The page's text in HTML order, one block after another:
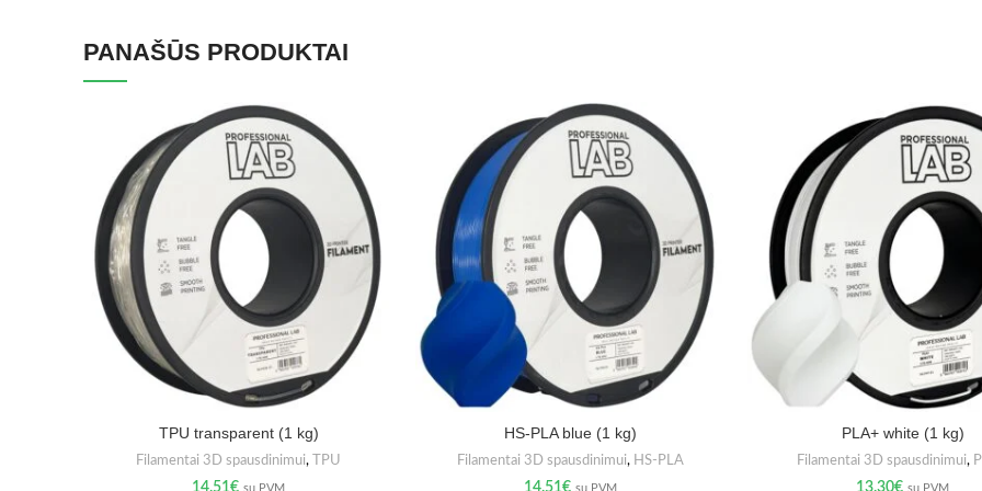
PANAŠŪS PRODUKTAI
TPU transparent (1 kg)
Filamentai 3D spausdinimui,
TPU
14.51€ su PVM
HS-PLA blue (1 kg)
Filamentai 3D spausdinimui, HS-PLA
14.51€ su PVM
PLA+ white (1 kg)
Filamentai 3D spausdinimui,
13.30€ su PVM